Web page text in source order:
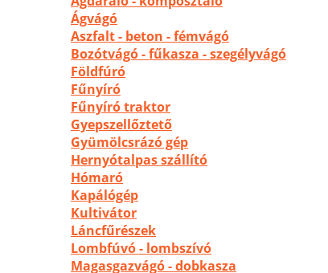
Ágvágó
Aszfalt - beton - fémvágó
Bozótvágó - fűkasza - szegélyvágó
Földfúró
Fűnyíró
Fűnyíró traktor
Gyepszellőztető
Gyümölcsrázó gép
Hernyótalpas szállító
Hómaró
Kapálógép
Kultivátor
Láncfűrészek
Lombfúvó - lombszívó
Magasgazvágó - dobkasza